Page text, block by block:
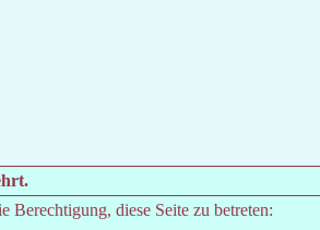
Berechtigung, diese Seite zu betreten: